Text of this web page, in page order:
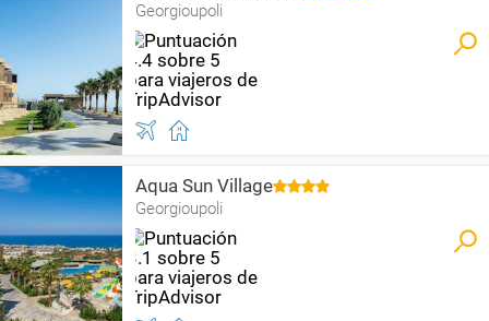
Georgioupoli
Aqua Sun Village
Georgioupoli